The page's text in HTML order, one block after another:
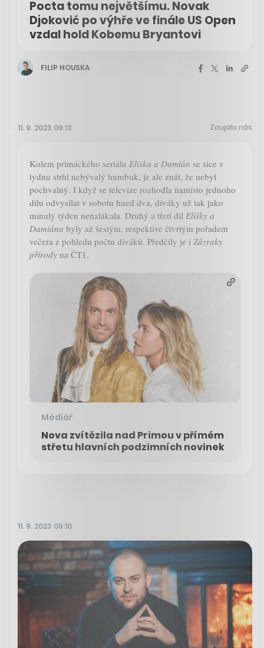
Pocta tomu největšímu. Novak
Djoković po výhře ve finále US Open
vzdal hold Kobemu Bryantovi
FILIP HOUSKA
11. 9. 2023 09:13 Zaujalo nás
Kolem primáckého seriálu Eliška a Damián se sice v
týdnu strhl nebývalý humbuk, je ale znát, že nebyl
pochvalný. I když se televize rozhodla namísto jednoho
dílu odvysílat v sobotu hned dva, diváky už tak jako
minulý týden nenalákala. Druhý a třetí díl Elišky a
Damiána byly až šestým, respektive čtvrtým pořadem
večera z pohledu počtu diváků. Předčily je i Zázraky
přírody na ČT1.
Médiář
Nova zvítězila nad Primou v přímém
střetu hlavních podzimních novinek
11. 9. 2023 09:10